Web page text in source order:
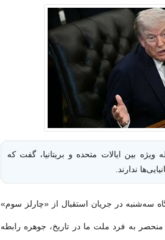
بین ایالات متحده و بریتانیا، گفت که
ندارند.
سه‌شنبه در جریان استقبال از «چارلز سوم»
به فرد ملت ما در تاریخ، جوهره رابطه